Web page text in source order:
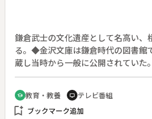
鎌倉武士の文化遺産として名高い、
る。◆金沢文庫は鎌倉時代の図書館
蔵し当時から一般に公開されていた
育史上の重要な存在で、学校として
北條氏の滅亡とともに保護者を失っ
０年（昭和５）「神奈川県立金沢文
歴史博物館として多くの文化財を保
school 教育・教養 tv テレビ番組
bookmark_add ブックマーク追加